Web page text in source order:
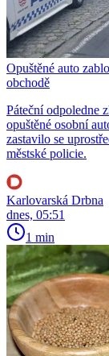
Opuštěné auto
obchodě
Páteční odpoledne
opuštěné osobní
zastavilo se
městské policie.
Karlovarská Drbna
dnes, 05:51
1 min